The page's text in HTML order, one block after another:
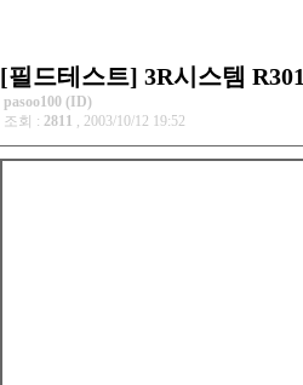
[필드테스트] 3R시스템 R301
pasoo100 (ID)
조회 : 2811 , 2003/10/12 19:52